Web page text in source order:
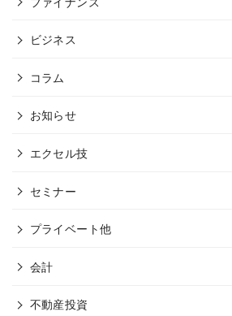
ビジネス
コラム
お知らせ
エクセル技
セミナー
プライベート他
会計
不動産投資